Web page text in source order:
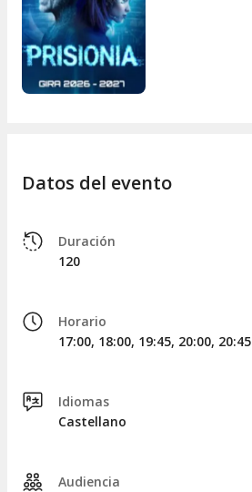
Datos del evento
Duración
120
Horario
17:00, 18:00, 19:45, 20:00, 20:45
Idiomas
Castellano
Audiencia